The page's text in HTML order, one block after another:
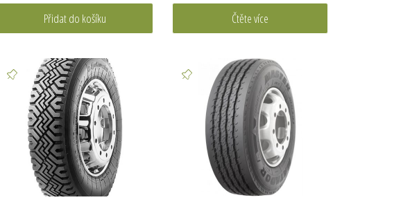
Přidat do košíku Čtěte více